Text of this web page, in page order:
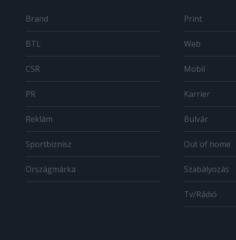
Brand
BTL
CSR
PR
Reklám
Sportbiznisz
Országmárka
Print
Web
Mobil
Karrier
Bulvár
Out of home
Szabályozás
Tv/Rádió